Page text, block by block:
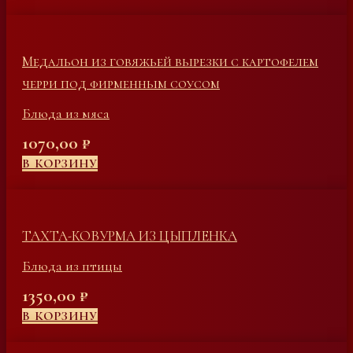
Медальон из говяжьей вырезки с картофелем
черри под фирменным соусом
Блюда из мяса
1070,00 ₽
В КОРЗИНУ
ТАХТА-КОВУРМА ИЗ ЦЫПЛЕНКА
Блюда из птицы
1350,00 ₽
В КОРЗИНУ